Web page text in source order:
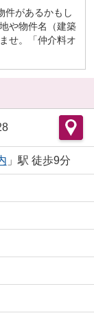
件があるかもし
や物件名（建築
せ。「仲介料オ
」駅 徒歩9分